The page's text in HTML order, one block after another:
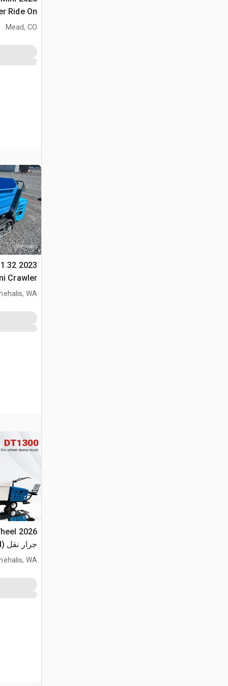
(Unused)
Mead, CO
1.32
Crawler
جرار نقل
WA
جرار نقل (Unused)
WA